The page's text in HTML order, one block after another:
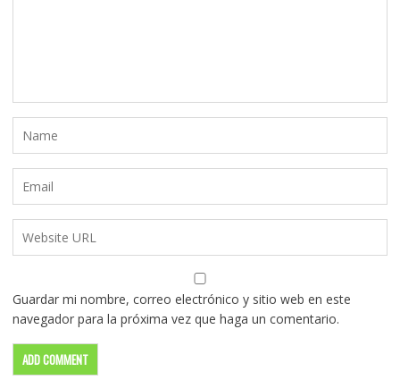
Guardar mi nombre, correo electrónico y sitio web en este
navegador para la próxima vez que haga un comentario.